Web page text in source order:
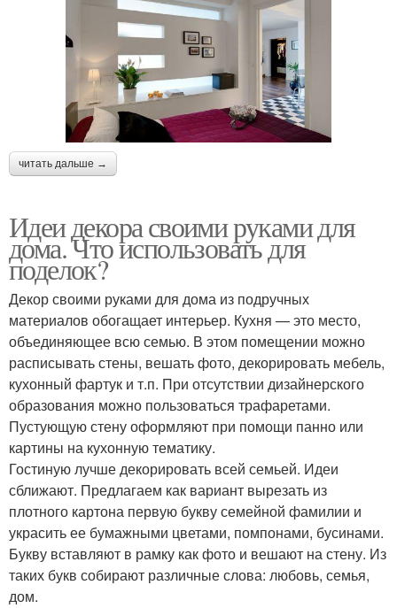
читать дальше →
Идеи декора своими руками для
дома. Что использовать для
поделок?
Декор своими руками для дома из подручных
материалов обогащает интерьер. Кухня — это место,
объединяющее всю семью. В этом помещении можно
расписывать стены, вешать фото, декорировать мебель,
кухонный фартук и т.п. При отсутствии дизайнерского
образования можно пользоваться трафаретами.
Пустующую стену оформляют при помощи панно или
картины на кухонную тематику.
Гостиную лучше декорировать всей семьей. Идеи
сближают. Предлагаем как вариант вырезать из
плотного картона первую букву семейной фамилии и
украсить ее бумажными цветами, помпонами, бусинами.
Букву вставляют в рамку как фото и вешают на стену. Из
таких букв собирают различные слова: любовь, семья,
дом.